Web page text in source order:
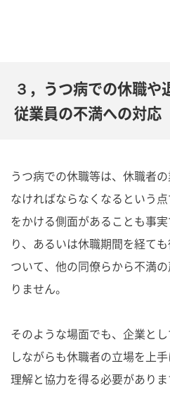
３，うつ病での休職や
従業員の不満への対応
うつ病での休職等は、休職者
なければならなくなるという
をかける側面があることも事
り、あるいは休職期間を経て
ついて、他の同僚らから不満
りません。
そのような場面でも、企業と
しながらも休職者の立場を上
理解と協力を得る必要がありま